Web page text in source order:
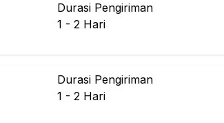
Durasi Pengiriman
1 - 2 Hari
Durasi Pengiriman
1 - 2 Hari